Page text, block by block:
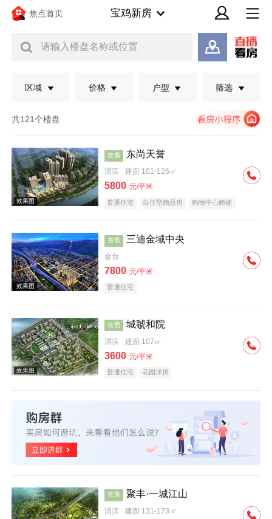
焦点首页 宝鸡新房
请输入楼盘名称或位置
区域 价格 户型 筛选
共121个楼盘
效果图
在售 东尚天誉
渭滨 建面 101-126㎡
5800 元/平米
普通住宅 自住型商品房
购物中心商铺
效果图
在售 三迪金域中央
金台
7800 元/平米
普通住宅
效果图
在售 城虢和院
渭滨 建面 107㎡
3600 元/平米
普通住宅 花园洋房
在售 聚丰·一城江山
渭滨 建面 131-173㎡